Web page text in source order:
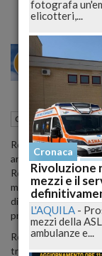
Cronaca Teramo (TE)
Romina Tassotti,
anni, ha perso la
Romina, madre
moglie di Marco
di Teramo, è
prova che la vita le
Romina, originaria
trasferita a Teramo
fotografa
elicotteri,...
Cronaca
Rivoluzione
mezzi e il
L'AQUILA -
mezzi della
ambulanze e...